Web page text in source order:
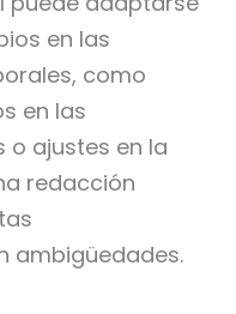
en las
como
en las
o ajustes en la
redacción
ambigüedades.